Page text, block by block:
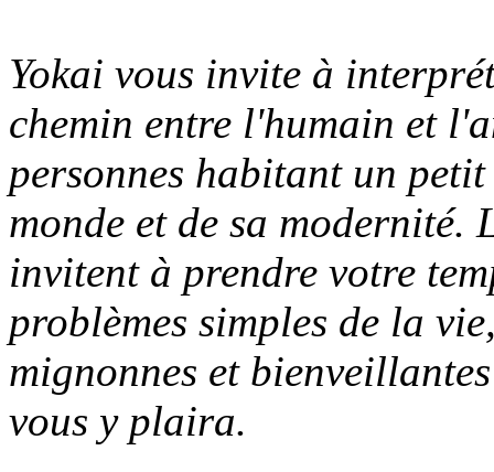
Yokai vous invite à
chemin entre l'humain et
personnes habitant un
monde et de sa modernité.
invitent à prendre votre
problèmes simples de la
mignonnes et
vous y plaira.